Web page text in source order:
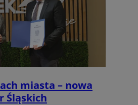
miasta – nowa
Śląskich